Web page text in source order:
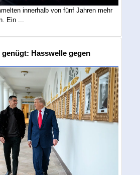
innerhalb von fünf Jahren mehr
Ein ...
Hasswelle gegen